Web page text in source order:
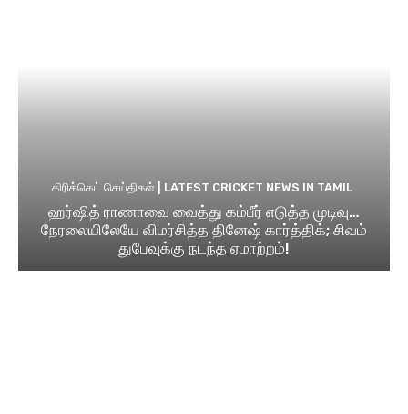
கிரிக்கெட் செய்திகள் | LATEST CRICKET NEWS IN TAMIL
ஹர்ஷித் ராணாவை வைத்து கம்பீர் எடுத்த முடிவு…
நேரலையிலேயே விமர்சித்த தினேஷ் கார்த்திக்; சிவம்
துபேவுக்கு நடந்த ஏமாற்றம்!